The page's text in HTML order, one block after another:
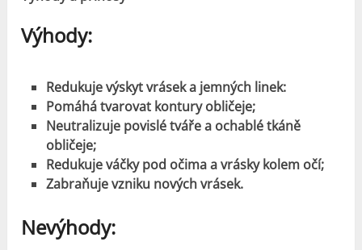
Výhody:
Redukuje výskyt vrásek a jemných linek:
Pomáhá tvarovat kontury obličeje;
Neutralizuje povislé tváře a ochablé tkáně
obličeje;
Redukuje váčky pod očima a vrásky kolem očí;
Zabraňuje vzniku nových vrásek.
Nevýhody: